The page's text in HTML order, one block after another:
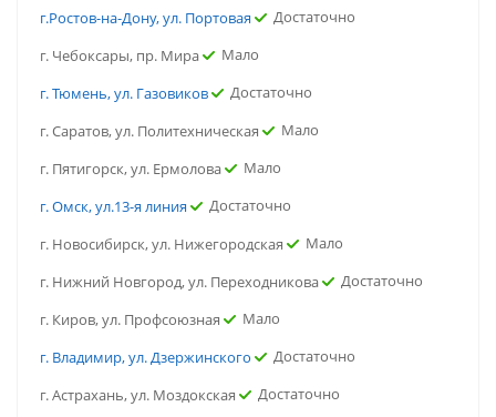
г.Ростов-на-Дону, ул. Портовая
Достаточно
г. Чебоксары, пр. Мира
Мало
г. Тюмень, ул. Газовиков
Достаточно
г. Саратов, ул. Политехническая
Мало
г. Пятигорск, ул. Ермолова
Мало
г. Омск, ул.13-я линия
Достаточно
г. Новосибирск, ул. Нижегородская
Мало
г. Нижний Новгород, ул. Переходникова
Достаточно
г. Киров, ул. Профсоюзная
Мало
г. Владимир, ул. Дзержинского
Достаточно
г. Астрахань, ул. Моздокская
Достаточно